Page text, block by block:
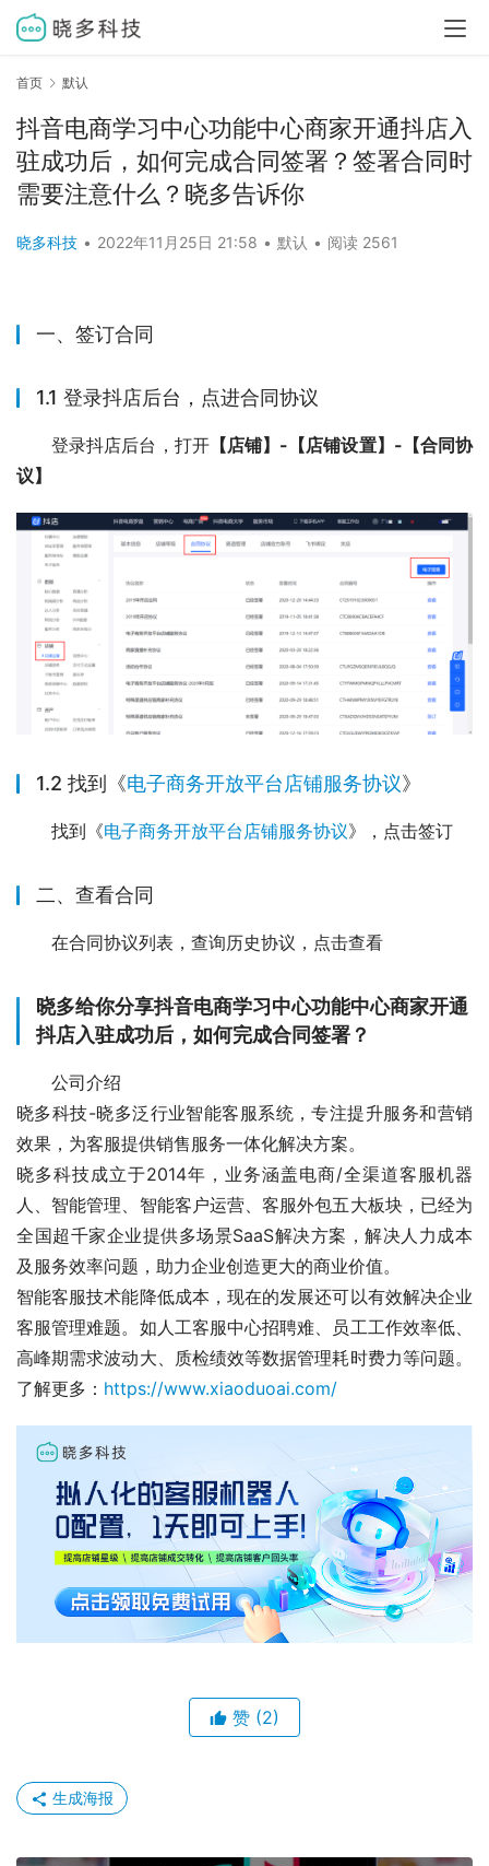
首页 默认
抖音电商学习中心功能中心商家开通抖店入
驻成功后，如何完成合同签署？签署合同时
需要注意什么？晓多告诉你
晓多科技 • 2022年11月25日 21:58 • 默认 • 阅读 2561
一、签订合同
1.1 登录抖店后台，点进合同协议
登录抖店后台，打开【店铺】-【店铺设置】-【合同协
议】
1.2 找到《电子商务开放平台店铺服务协议》
找到《电子商务开放平台店铺服务协议》，点击签订
二、查看合同
在合同协议列表，查询历史协议，点击查看
晓多给你分享抖音电商学习中心功能中心商家开通
抖店入驻成功后，如何完成合同签署？
公司介绍
晓多科技-晓多泛行业智能客服系统，专注提升服务和营销
效果，为客服提供销售服务一体化解决方案。
晓多科技成立于2014年，业务涵盖电商/全渠道客服机器
人、智能管理、智能客户运营、客服外包五大板块，已经为
全国超千家企业提供多场景SaaS解决方案，解决人力成本
及服务效率问题，助力企业创造更大的商业价值。
智能客服技术能降低成本，现在的发展还可以有效解决企业
客服管理难题。如人工客服中心招聘难、员工工作效率低、
高峰期需求波动大、质检绩效等数据管理耗时费力等问题。
了解更多： https://www.xiaoduoai.com/
赞 (2)
生成海报